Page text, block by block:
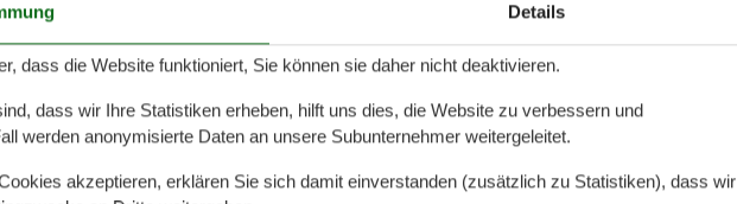
m² Platz für bis zu 6 Personen und vereint modernen
gemütliche Boxspringbetten (180x200cm u.
unten (120cm), zwei barrierefreie Bäder mit
private Sauna sorgen für pure Erholung.
für Kinder genutzt werden. Die sonnige
Details
dass die Website funktioniert, Sie können sie daher nicht deaktivieren.
dass wir Ihre Statistiken erheben, hilft uns dies, die Website zu verbessern und
werden anonymisierte Daten an unsere Subunternehmer weitergeleitet.
akzeptieren, erklären Sie sich damit einverstanden (zusätzlich zu Statistiken), dass wir